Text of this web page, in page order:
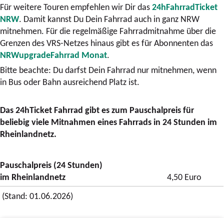
Für weitere Touren empfehlen wir Dir das24hFahrradTicket
NRW. Damit kannst Du Dein Fahrrad auch in ganz NRW
mitnehmen. Für die regelmäßige Fahrradmitnahme über die
Grenzen des VRS-Netzes hinaus gibt es für Abonnenten das
NRWupgradeFahrrad Monat.
Bitte beachte: Du darfst Dein Fahrrad nur mitnehmen, wenn
in Bus oder Bahn ausreichend Platz ist.
Das 24hTicket Fahrrad gibt es zum Pauschalpreis für
beliebig viele Mitnahmen eines Fahrrads in 24 Stunden im
Rheinlandnetz.
Pauschalpreis (24 Stunden)
im Rheinlandnetz
4,50 Euro
(Stand: 01.06.2026)